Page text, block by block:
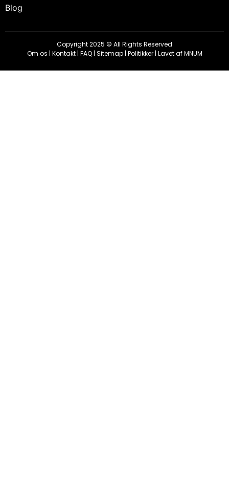
Blog
Copyright 2025 © All Rights Reserved
Om os | Kontakt| FAQ| Sitemap| Politikker| Lavet afMNUM